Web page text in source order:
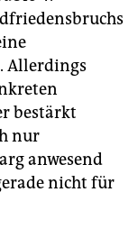
Allerdings
bestärkt
nur
anwesend
nicht für